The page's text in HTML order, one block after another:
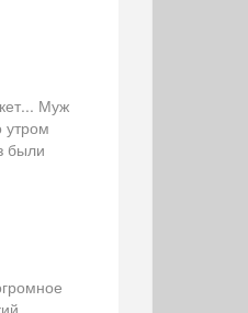
Муж
утром
были